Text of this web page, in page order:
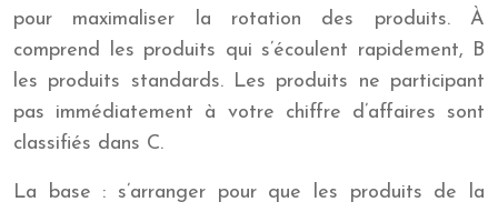
pour maximaliser la rotation des produits. À
comprend les produits qui s’écoulent rapidement, B
les produits standards. Les produits ne participant
pas immédiatement à votre chiffre d’affaires sont
classifiés dans C.
La base : s’arranger pour que les produits de la